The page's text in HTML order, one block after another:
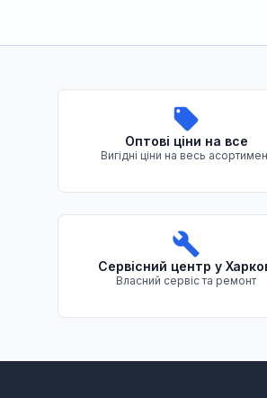
Переваги нашого магазину
Оптові ціни на все
Вигідні ціни на весь
Сервісний центр у
Власний сервіс та ремонт